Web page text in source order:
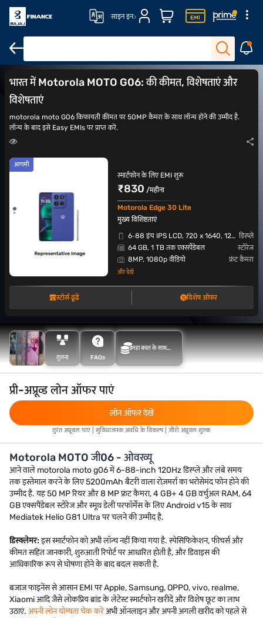
साइन इन
motorola G सीरीज़ मोबाइल फोन ₹20,000 के अंदर मोबाइल फोन ₹30,000
भारत में Motorola MOTO G06: की कीमत, विशेषताएं और
विशेषताएं
motorola moto G06 किफायती कीमत पर 50MP कैमरा के साथ लॉन्च होने की उम्मीद है.
लॉन्च के बाद इसे Easy EMIs पर प्राप्त करें.
आगामी
स्मार्टफोन के लिए EMI शुरू
₹830 /महीना
Motorola Edge 30 Lite
मुख्य विशिष्टताएं
6‐88 इंच IPS LCD, 720 x 1640, 120Hz डिस्प्ले
64 GB, 1 TB तक एक्सपैंडेबल
स्टोरेज
8MP, 1080p वीडियो
फ्रंट कैमरा
और देखें
स्टोर्स ढूंढें विशेष ऑफर
तुलना FAQs
महा बचत के साथ
प्री-अप्रूव्ड लोन ऑफर पाएं
लोन ऑफर देखें
तुरंत अप्रूवल पाएं | सुविधाजनक अवधि के विकल्प | ज़ीरो अप्रूवल शुल्क
Motorola MOTO जी06 - ओवरव्यू
आने वाले motorola moto g06 में 6-88-inch 120Hz डिस्प्ले और लंबे समय
तक इस्तेमाल करने के लिए 5200mAh बैटरी वाला रोज़मर्रा का भरोसेमंद फोन होने की
उम्मीद है. यह 50 MP रियर और 8 MP फ्रंट कैमरा, 4 GB+ 4 GB वर्चुअल RAM, 64
GB एक्सपैंडेबल स्टोरेज और स्मूथ डेली परफॉर्मेंस के लिए Android v15 के साथ
Mediatek Helio G81 Ultra पर चलने की उम्मीद है.
डिस्क्लेमर:इस स्मार्टफोन को अभी लॉन्च नहीं किया गया है. स्पेसिफिकेशन, फीचर्स और
कीमत सहित जानकारी, शुरुआती रिपोर्ट पर आधारित होती है, और डिवाइस की
आधिकारिक रूप से घोषणा होने के बाद बदल सकती है.
बजाज फाइनेंस से आसान EMI पर Apple, Samsung, OPPO, vivo, realme,
Xiaomi आदि जैसे लोकप्रिय ब्रांड के लेटेस्ट स्मार्टफोन खरीदें और विशेष छूट का लाभ
उठाएं. अपनी लोन योग्यता चेक करेंअभी ऑनलाइन और अपनी अगली खरीद को पहले से